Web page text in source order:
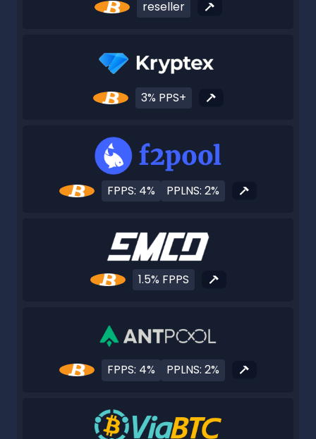
reseller
3% PPS+
FPPS: 4% PPLNS: 2%
1.5% FPPS
FPPS: 4% PPLNS: 2%